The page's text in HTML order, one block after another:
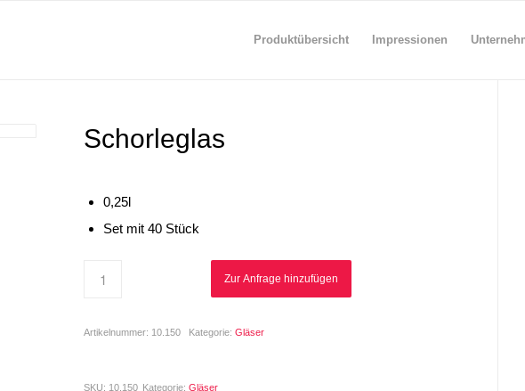
Produktübersicht Impressionen
Schorleglas
0,25l
Set mit 40 Stück
Zur Anfrage hinzufügen
Artikelnummer: 10.150 Kategorie:Gläser
SKU: 10.150 Kategorie:Gläser